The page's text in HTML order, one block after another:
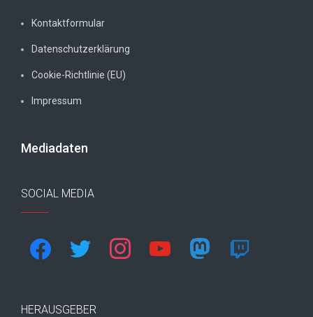
Kontaktformular
Datenschutzerklärung
Cookie-Richtlinie (EU)
Impressum
Mediadaten
SOCIAL MEDIA
facebook twitter instagram youtube mastodon twitch
HERAUSGEBER